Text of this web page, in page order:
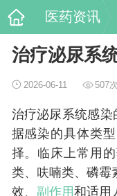
医药资讯
治疗泌尿系
2026-06-11 507
治疗泌尿系统感染
据感染的具体类
择。临床上常用
类、呋喃类、磷霉
效、 副作用和适用